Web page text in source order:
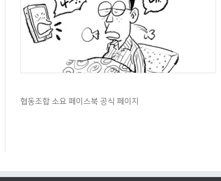
협동조합 소요 페이스북 공식 페이지